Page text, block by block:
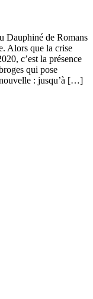
Dauphiné de Romans
Alors que la crise
c’est la présence
qui pose
nouvelle : jusqu’à […]